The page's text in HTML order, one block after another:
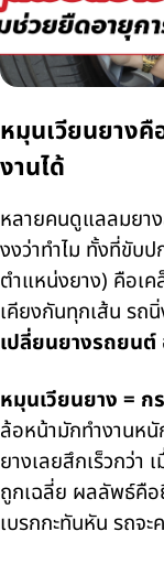
หมุนเวียนยางคื
งานได้
หลายคนดูแลลมยา
งงว่าทำไม ทั้งที่ขับ
ตำแหน่งยาง) คือเ
เคียงกันทุกเส้น รถ
เปลี่ยนยางรถยนต์
หมุนเวียนยาง = ก
ล้อหน้ามักทำงานหนั
ยางเลยสึกเร็วกว่า
ถูกเฉลี่ย ผลลัพธ์คือ
เบรกกะทันหัน รถจ